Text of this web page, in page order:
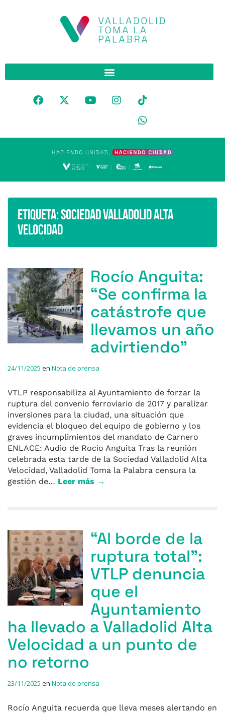
Etiqueta:Sociedad Valladolid Alta
Velocidad
Rocío Anguita:
“Se confirma la
catástrofe que
llevamos un año
advirtiendo”
24/11/2025 en Nota de prensa
VTLP responsabiliza al Ayuntamiento de forzar la
ruptura del convenio ferroviario de 2017 y paralizar
inversiones para la ciudad, una situación que
evidencia el bloqueo del equipo de gobierno y los
graves incumplimientos del mandato de Carnero
ENLACE: Audio de Rocío Anguita Tras la reunión
celebrada esta tarde de la Sociedad Valladolid Alta
Velocidad, Valladolid Toma la Palabra censura la
gestión de… Leer más →
“Al borde de la
ruptura total”:
VTLP denuncia
que el
Ayuntamiento
ha llevado a Valladolid Alta
Velocidad a un punto de
no retorno
23/11/2025 en Nota de prensa
Rocío Anguita recuerda que lleva meses alertando en